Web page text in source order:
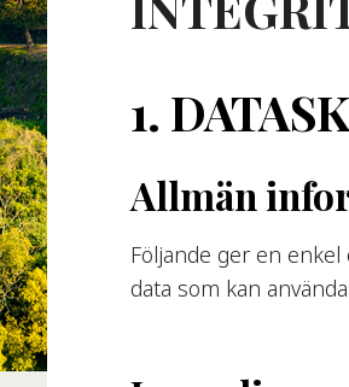
1.
Allmän
Följande ger en
data som kan